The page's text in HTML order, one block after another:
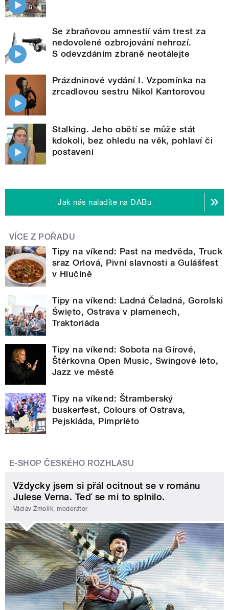
Se zbraňovou amnestií vám trest za
nedovolené ozbrojování nehrozí.
S odevzdáním zbraně neotálejte
Prázdninové vydání I. Vzpomínka na
zrcadlovou sestru Nikol Kantorovou
Stalking. Jeho obětí se může stát
kdokoli, bez ohledu na věk, pohlaví či
postavení
Jak nás naladíte na DABu
VÍCE Z POŘADU
Tipy na víkend: Past na medvěda, Truck
sraz Orlová, Pivní slavnosti a Gulášfest
v Hlučíně
Tipy na víkend: Ladná Čeladná, Gorolski
Święto, Ostrava v plamenech,
Traktoriáda
Tipy na víkend: Sobota na Gírové,
Štěrkovna Open Music, Swingové léto,
Jazz ve městě
Tipy na víkend: Štramberský
buskerfest, Colours of Ostrava,
Pejskiáda, Pimprléto
E-SHOP ČESKÉHO ROZHLASU
Vždycky jsem si přál ocitnout se v románu
Julese Verna. Teď se mi to splnilo.
Václav Žmolík, moderátor